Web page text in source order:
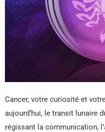
Cancer, votre curiosité et
aujourd’hui, le transit lunaire
régissant la communication,